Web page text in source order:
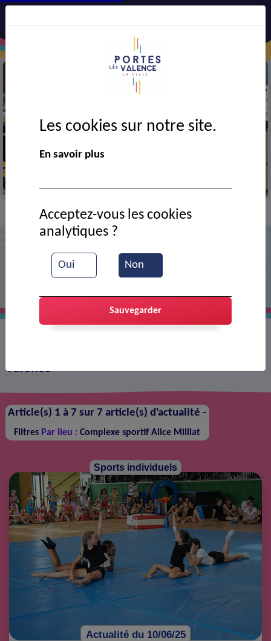
Fermeture de l’avenue du port sous la ligne SNCF
> Actualités
Actualités
Valence
Article(s) 1 à 7 sur 7 article(s) d'actualité -
Filtres Par lieu : Complexe sportif Alice Milliat
Sports individuels
Actualité du 10/06/25
Les cookies sur notre site.
En savoir plus
Oui Non
Acceptez-vous les cookies
analytiques ?
Sauvegarder